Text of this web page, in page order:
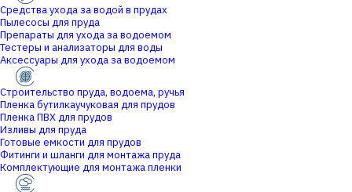
Средства ухода за водой в прудах
Пылесосы для пруда
Препараты для ухода за водоемом
Тестеры и анализаторы для воды
Аксессуары для ухода за водоемом
Строительство пруда, водоема, ручья
Пленка бутилкаучуковая для прудов
Пленка ПВХ для прудов
Изливы для пруда
Готовые емкости для прудов
Фитинги и шланги для монтажа пруда
Комплектующие для монтажа пленки